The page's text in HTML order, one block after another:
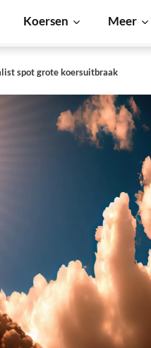
Koersen Meer
spot grote koersuitbraak